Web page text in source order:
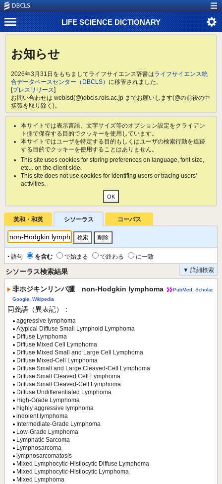
LIFE SCIENCE DICTIONARY
お知らせ
2026年3月31日をもちましてライフサイエンス辞書はライフサイエンス統
合データベースセンター（DBCLS） に移管されました。
[プレスリリース]
お問い合わせは weblsd(@)dbcls.rois.ac.jp までお願いします(@の前後の中
括弧を取り除く)。
本サイトでは表示言語、文字サイズ等のオプション設定をクライアン
ト側で保存する目的でクッキーを使用しています。
本サイトではユーザを特定する目的もしくはユーザの検索行動を追跡
する目的でクッキーを使用することはありません。
This site uses cookies for storing preferences on language, font size,
etc... on the client side.
This site does not use cookies for identifing users or tracing users'
activities.
英和・和英 シソーラス コーパス
‣ 語句 を含む で始まる で終わる
に一致
▼ 詳細検索
シソーラス検索結果
非ホジキンリンパ腫 non-Hodgkin lymphoma PubMed Scholar,
Google
Wikipedia
同義語（異表記）：
aggressive lymphoma
Atypical Diffuse Small Lymphoid Lymphoma
Diffuse Lymphoma
Diffuse Mixed Cell Lymphoma
Diffuse Mixed Small and Large Cell Lymphoma
Diffuse Mixed-Cell Lymphoma
Diffuse Small and Large Cleaved-Cell Lymphoma
Diffuse Small Cleaved Cell Lymphoma
Diffuse Small Cleaved-Cell Lymphoma
Diffuse Undifferentiated Lymphoma
High-Grade Lymphoma
highly aggressive lymphoma
indolent lymphoma
Intermediate-Grade Lymphoma
Low-Grade Lymphoma
Lymphatic Sarcoma
Lymphosarcoma
lymphosarcomatosis
Mixed Lymphocytic-Histiocytic Diffuse Lymphoma
Mixed Lymphocytic-Histiocytic Lymphoma
Mixed Lymphoma